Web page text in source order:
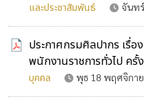
และประชาสัมพันธ์
จันท
ประกาศกรมศิลปากร เรื่
พนักงานราชการทั่วไป ค
บุคคล
พุธ 18 พฤศจิกา